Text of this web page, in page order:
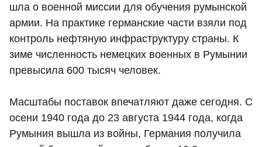
шла о военной миссии для обучения румынской
армии. На практике германские части взяли под
контроль нефтяную инфраструктуру страны. К
зиме численность немецких военных в Румынии
превысила 600 тысяч человек.
Масштабы поставок впечатляют даже сегодня. С
осени 1940 года до 23 августа 1944 года, когда
Румыния вышла из войны, Германия получила